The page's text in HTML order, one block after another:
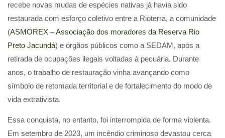
recebe novas mudas de espécies nativas já havia sido
restaurada com esforço coletivo entre a Rioterra, a comunidade
(ASMOREX – Associação dos moradores da Reserva Rio
Preto Jacundá) e órgãos públicos como a SEDAM, após a
retirada de ocupações ilegais voltadas à pecuária. Durante
anos, o trabalho de restauração vinha avançando como
símbolo de retomada territorial e de fortalecimento do modo de
vida extrativista.
Essa conquista, no entanto, foi interrompida de forma violenta.
Em setembro de 2023, um incêndio criminoso devastou cerca